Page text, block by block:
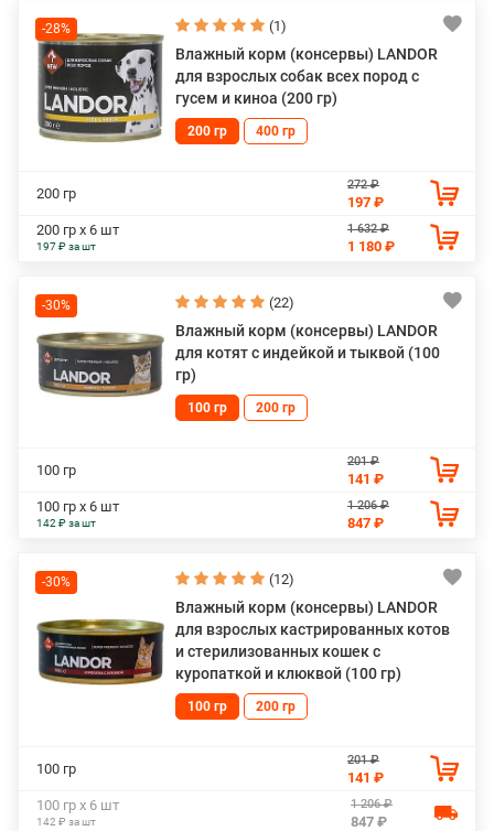
-28% (1)
Влажный корм (консервы) LANDOR
для взрослых собак всех пород с
гусем и киноа (200 гр)
200 гр 400 гр
200 гр
272 ₽
197 ₽
200 гр х 6 шт
197 ₽ за шт
1 632 ₽
1 180 ₽
-30% (22)
Влажный корм (консервы) LANDOR
для котят с индейкой и тыквой (100
гр)
100 гр 200 гр
100 гр
201 ₽
141 ₽
100 гр х 6 шт
142 ₽ за шт
1 206 ₽
847 ₽
-30% (12)
Влажный корм (консервы) LANDOR
для взрослых кастрированных котов
и стерилизованных кошек с
куропаткой и клюквой (100 гр)
100 гр 200 гр
100 гр
201 ₽
141 ₽
100 гр х 6 шт
142 ₽ за шт
1 206 ₽
847 ₽